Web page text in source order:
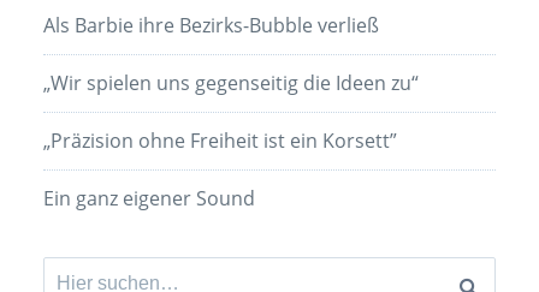
Als Barbie ihre Bezirks-Bubble verließ
„Wir spielen uns gegenseitig die Ideen zu“
„Präzision ohne Freiheit ist ein Korsett”
Ein ganz eigener Sound
Suchen